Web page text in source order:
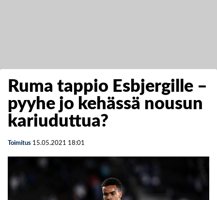
Ruma tappio Esbjergille –
pyyhe jo kehässä nousun
kariuduttua?
Toimitus 15.05.2021 18:01